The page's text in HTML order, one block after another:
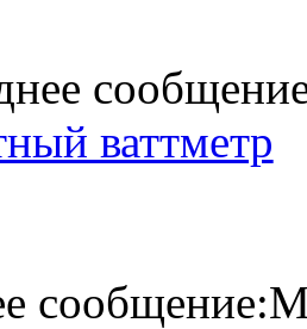
ваттметр